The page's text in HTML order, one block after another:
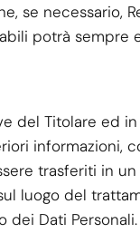
se necessario,
potrà
del Titolare ed
informazioni,
trasferiti in
luogo del
dei Dati Personali.